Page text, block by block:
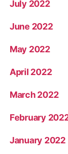
July 2022
June 2022
May 2022
April 2022
March 2022
February
January 2022